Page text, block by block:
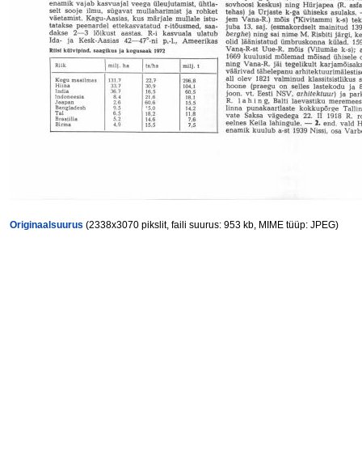
Originaalsuurus (2338x3070 pikslit, faili suurus: 953 kb, MIME tüüp: JPEG)